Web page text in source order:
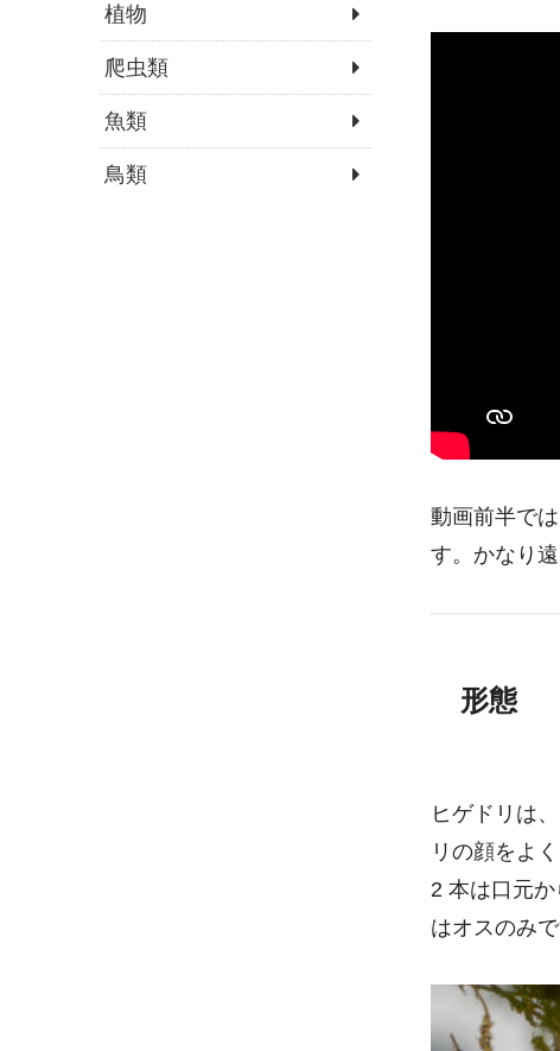
動画前半で
す。かなり
形態
ヒゲドリは
リの顔をよ
2 本は口元
はオスのみで
植物
爬虫類
魚類
鳥類